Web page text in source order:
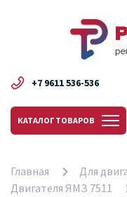
+7 9611 536-536
КАТАЛОГ ТОВАРОВ
Главная Для
Двигателя ЯМЗ 7511